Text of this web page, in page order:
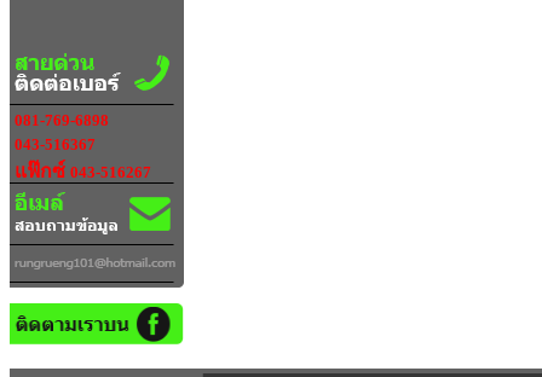
081-769-6898
043-516367
แฟ๊กซ์ 043-516267